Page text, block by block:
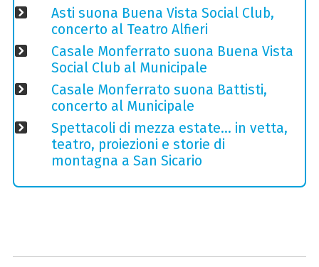
Asti suona Buena Vista Social Club,
concerto al Teatro Alfieri
Casale Monferrato suona Buena Vista
Social Club al Municipale
Casale Monferrato suona Battisti,
concerto al Municipale
Spettacoli di mezza estate… in vetta,
teatro, proiezioni e storie di
montagna a San Sicario